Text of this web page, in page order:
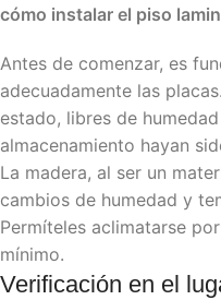
cómo instalar el piso
Antes de comenzar, es
adecuadamente las
estado, libres de
almacenamiento hayan
La madera, al ser un
cambios de humedad y
Permíteles aclimatarse
mínimo.
Verificación en el